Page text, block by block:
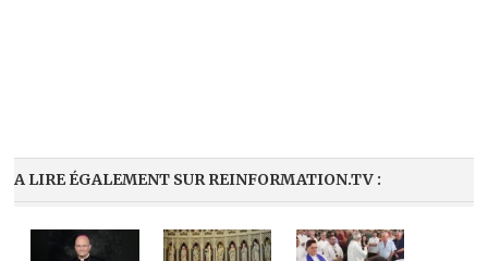
A LIRE ÉGALEMENT SUR REINFORMATION.TV :